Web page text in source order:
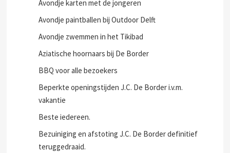
Avondje karten met de jongeren
Avondje paintballen bij Outdoor Delft
Avondje zwemmen in het Tikibad
Aziatische hoornaars bij De Border
BBQ voor alle bezoekers
Beperkte openingstijden J.C. De Border i.v.m.
vakantie
Beste iedereen.
Bezuiniging en afstoting J.C. De Border definitief
teruggedraaid.